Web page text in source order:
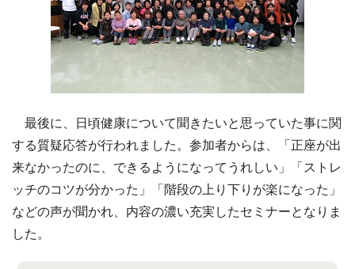
最後に、日頃健康について聞きたいと思っていた事に関
する質疑応答が行われました。参加者からは、「正座が出
来なかったのに、できるようになってうれしい」「ストレ
ッチのコツが分かった」「階段の上り下りが楽になった」
などの声が聞かれ、内容の濃い充実したセミナーとなりま
した。